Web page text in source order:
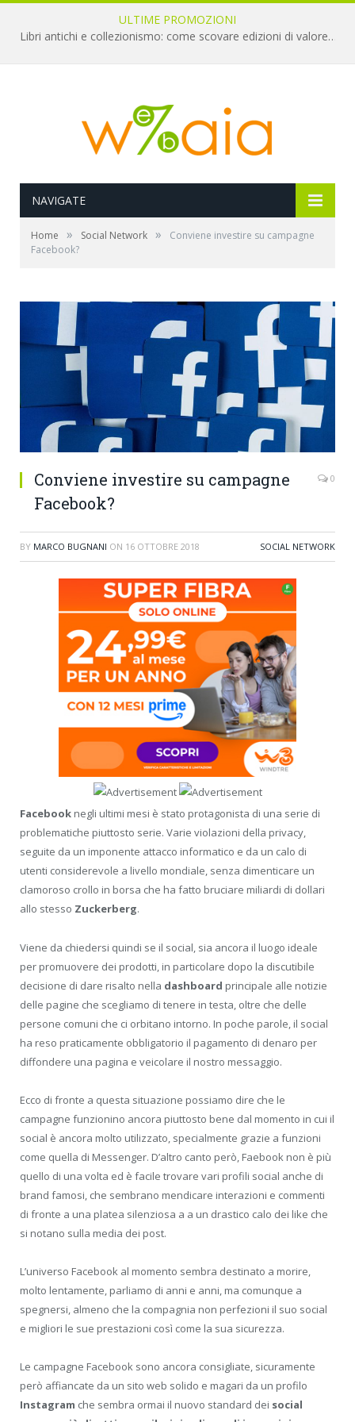
ULTIME PROMOZIONI
Libri antichi e collezionismo: come scovare edizioni di valore a pochi euro
NAVIGATE
Home » Social Network »
Conviene investire su campagne
Facebook?
Conviene investire su campagne
Facebook?
0
BY MARCO BUGNANI ON 16 OTTOBRE 2018 SOCIAL NETWORK
Facebook negli ultimi mesi è stato protagonista di una serie di
problematiche piuttosto serie. Varie violazioni della privacy,
seguite da un imponente attacco informatico e da un calo di
utenti considerevole a livello mondiale, senza dimenticare un
clamoroso crollo in borsa che ha fatto bruciare miliardi di dollari
allo stesso Zuckerberg.
Viene da chiedersi quindi se il social, sia ancora il luogo ideale
per promuovere dei prodotti, in particolare dopo la discutibile
decisione di dare risalto nella dashboard principale alle notizie
delle pagine che scegliamo di tenere in testa, oltre che delle
persone comuni che ci orbitano intorno. In poche parole, il social
ha reso praticamente obbligatorio il pagamento di denaro per
diffondere una pagina e veicolare il nostro messaggio.
Ecco di fronte a questa situazione possiamo dire che le
campagne funzionino ancora piuttosto bene dal momento in cui il
social è ancora molto utilizzato, specialmente grazie a funzioni
come quella di Messenger. D’altro canto però, Faebook non è più
quello di una volta ed è facile trovare vari profili social anche di
brand famosi, che sembrano mendicare interazioni e commenti
di fronte a una platea silenziosa a a un drastico calo dei like che
si notano sulla media dei post.
L’universo Facebook al momento sembra destinato a morire,
molto lentamente, parliamo di anni e anni, ma comunque a
spegnersi, almeno che la compagnia non perfezioni il suo social
e migliori le sue prestazioni così come la sua sicurezza.
Le campagne Facebook sono ancora consigliate, sicuramente
però affiancate da un sito web solido e magari da un profilo
Instagram che sembra ormai il nuovo standard dei social